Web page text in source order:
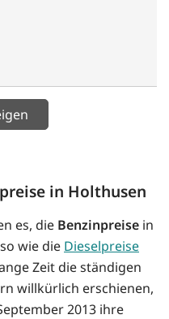
in Holthusen
es, die Benzinpreise in
wie die Dieselpreise
Zeit die ständigen
willkürlich erschienen,
2013 ihre